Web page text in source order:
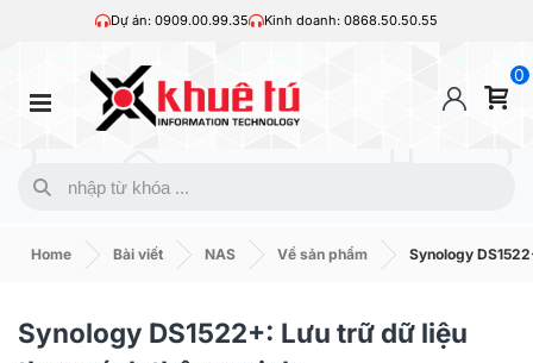
Dự án: 0909.00.99.35 Kinh doanh: 0868.50.50.55
0
Home Bài viết NAS Về sản phẩm Synology
Synology DS1522+: Lưu trữ dữ liệu